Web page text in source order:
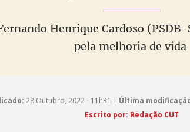
Henrique Cardoso
pela melhoria de vida
28 Outubro, 2022 - 11h31 | Última
Escrito por: Redação CUT